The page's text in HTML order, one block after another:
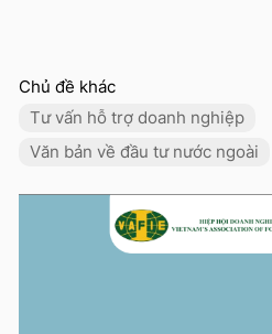
Chủ đề khác
Tư vấn hỗ trợ doanh nghiệp
Văn bản về đầu tư nước ngoài